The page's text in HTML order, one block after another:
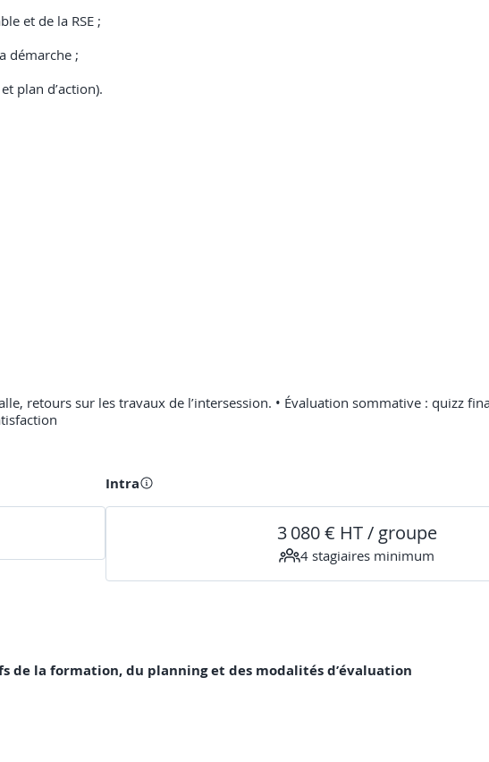
et de la RSE ;
démarche ;
plan d’action).
retours sur les travaux de l’intersession. • Évaluation sommative : quizz
Intra
3 080 € HT / groupe
4 stagiaires minimum
de la formation, du planning et des modalités d’évaluation